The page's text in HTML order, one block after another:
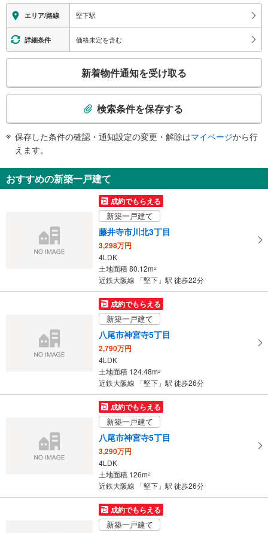
報 エリア/路線 堅下駅
詳細条件 価格未定を含む
検
知
を
存
新着物件通知を受け取る
検索条件を保存する
保存した条件の確認・通知設定の変更・解除はマイページから行
えます。
おすすめの新築一戸建て
成約でもらえる
新築一戸建て
藤井寺市川北3丁目
3,298万円
4LDK
土地面積 80.12m2
近鉄大阪線 「堅下」駅 徒歩22分
成約でもらえる
新築一戸建て
八尾市神宮寺5丁目
2,790万円
4LDK
土地面積 124.48m2
近鉄大阪線 「堅下」駅 徒歩26分
成約でもらえる
新築一戸建て
八尾市神宮寺5丁目
3,290万円
4LDK
土地面積 126m2
近鉄大阪線 「堅下」駅 徒歩26分
成約でもらえる
新築一戸建て